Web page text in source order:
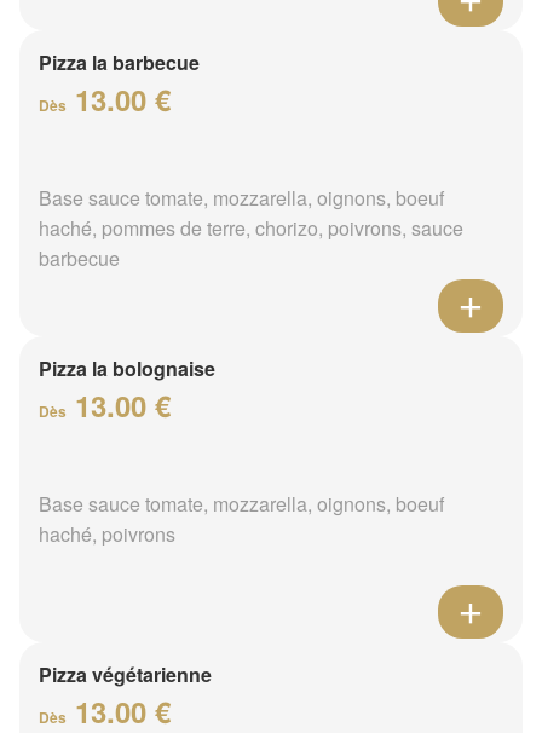
Pizza la barbecue
Dès 13.00 €
Base sauce tomate, mozzarella, oignons, boeuf
haché, pommes de terre, chorizo, poivrons, sauce
barbecue
Pizza la bolognaise
Dès 13.00 €
Base sauce tomate, mozzarella, oignons, boeuf
haché, poivrons
Pizza végétarienne
Dès 13.00 €